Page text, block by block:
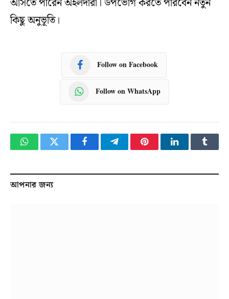
আসতে পারেন অহলদারা। উপভোগ করতে পারবেন নতুন
কিছু অনুভূতি।
Follow on Facebook
Follow on WhatsApp
WhatsAppTwitter FacebookTelegramPinterestLinkedIn
আপনার জন্য